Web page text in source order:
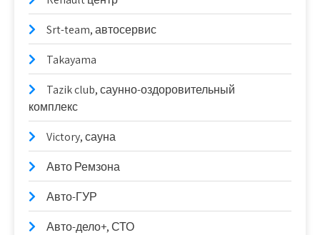
Srt-team, автосервис
Takayama
Tazik club, саунно-оздоровительный
комплекс
Victory, сауна
Авто Ремзона
Авто-ГУР
Авто-дело+, СТО